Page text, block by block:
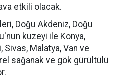
etkili olacak.
Doğu Akdeniz, Doğu
kuzeyi ile Konya,
Sivas, Malatya, Van ve
sağanak ve gök gürültülü